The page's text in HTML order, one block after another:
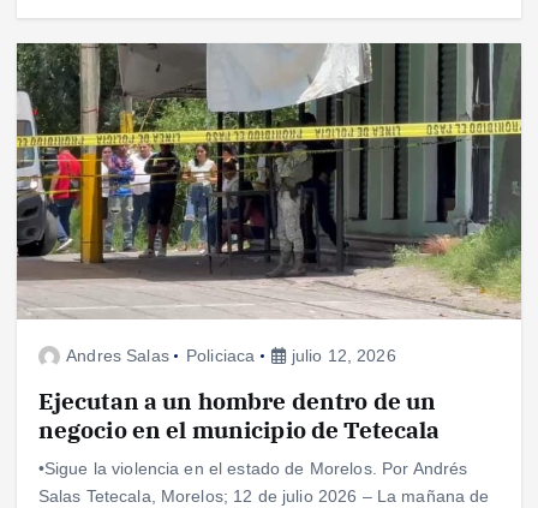
Andres Salas Policiaca julio 12, 2026
Ejecutan a un hombre dentro de un
negocio en el municipio de Tetecala
•Sigue la violencia en el estado de Morelos. Por Andrés
Salas Tetecala, Morelos; 12 de julio 2026 – La mañana de